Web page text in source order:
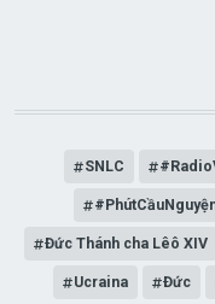
SNLC
Đức Thánh cha Lêô XIV
Ucraina Đức